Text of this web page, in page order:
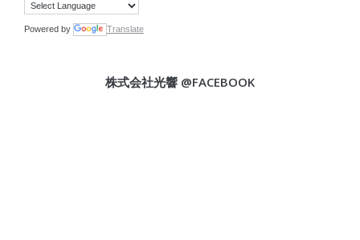
Powered by Translate
株式会社光響 @FACEBOOK